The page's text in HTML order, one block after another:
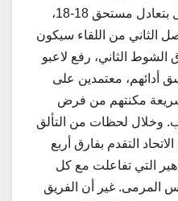
المطلقة، لينتهي الشوط الأول بتعادل مستحق 18-18،
الثاني من اللقاء سيكون
الشوط الثاني، رفع لاعبو
أدائهم، معتمدين على
مكنتهم من فرض
وخلال لحظات من التألق
التقدم بفارق أربع
التي تفاعلت مع كل
المرمى. غير أن الفريق